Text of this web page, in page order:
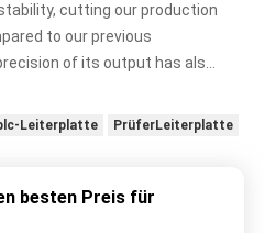
cutting our production
to our previous
of its output has also
has directly boosted our
and the after-sales
Leiterplatte PrüferLeiterplatte
besten Preis für